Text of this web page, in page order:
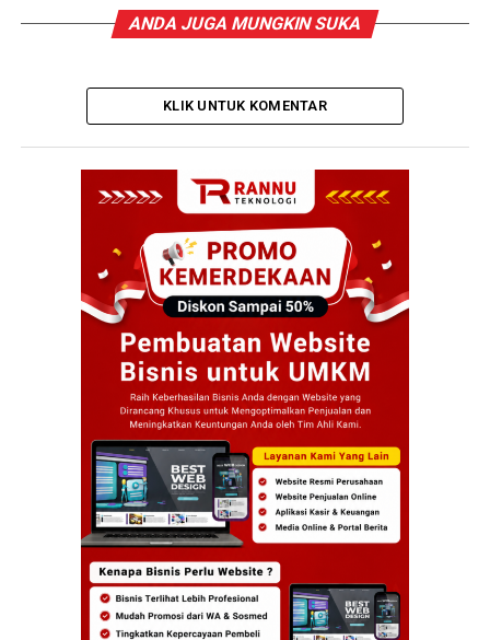
ANDA JUGA MUNGKIN SUKA
KLIK UNTUK KOMENTAR